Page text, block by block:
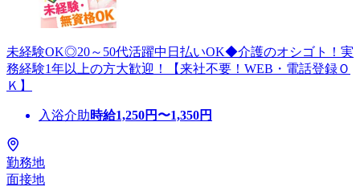
未経験OK◎20～50代活躍中日払いOK◆介護のオシゴト！実
務経験1年以上の方大歓迎！【来社不要！WEB・電話登録Ｏ
Ｋ】
入浴介助時給1,250円〜1,350円
勤務地
面接地